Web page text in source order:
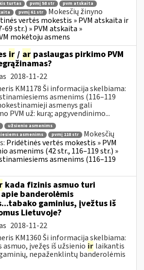
turtas pvmį 58 str
pvm atskaita
pvmį 61 str
Mokesčių žinyno
vertės mokestis » PVM atskaita ir
str.) » PVM atskaita »
mokėtoju asmens
ir / ar paslaugas pirkimo PVM
2018-11-22
KM1178 Ši informacija skelbiama:
asmenims (116–119
asmenys gali
PVM už: kurą; apgyvendinimo...
užsienio asmenims
asmenims
pvmį 118 str
Mokesčių
Pridėtinės vertės mokestis » PVM
asmenims (42 str., 116–119 str.) »
asmenims (116–119
kada fizinis asmuo turi
banderolėmis
gaminius, įvežtus iš
Lietuvoje?
2018-11-22
KM1360 Ši informacija skelbiama:
įvežęs iš užsienio ir laikantis
nepaženklintų banderolėmis